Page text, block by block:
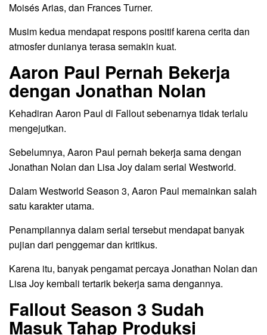
Moisés Arias, dan Frances Turner.
Musim kedua mendapat respons positif karena cerita dan
atmosfer dunianya terasa semakin kuat.
Aaron Paul Pernah Bekerja
dengan Jonathan Nolan
Kehadiran Aaron Paul di Fallout sebenarnya tidak terlalu
mengejutkan.
Sebelumnya, Aaron Paul pernah bekerja sama dengan
Jonathan Nolan dan Lisa Joy dalam serial Westworld.
Dalam Westworld Season 3, Aaron Paul memainkan salah
satu karakter utama.
Penampilannya dalam serial tersebut mendapat banyak
pujian dari penggemar dan kritikus.
Karena itu, banyak pengamat percaya Jonathan Nolan dan
Lisa Joy kembali tertarik bekerja sama dengannya.
Fallout Season 3 Sudah
Masuk Tahap Produksi